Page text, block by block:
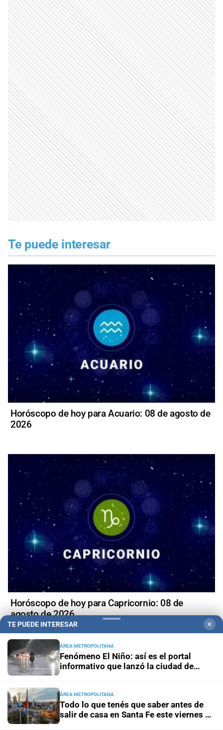
Te puede interesar
Horóscopo de hoy para Acuario: 08 de agosto de
2026
Horóscopo de hoy para Capricornio: 08 de
agosto de 2026
+Política
TE PUEDE INTERESAR ✕
ÁREA METROPOLITANA
Fenómeno El Niño: así es el portal
informativo que lanzó la ciudad de
ÁREA METROPOLITANA
Todo lo que tenés que saber antes de
salir de casa en Santa Fe este viernes 7